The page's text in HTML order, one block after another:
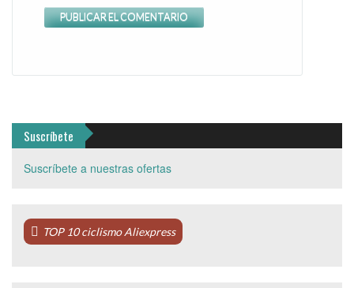
Suscríbete
Suscríbete a nuestras ofertas
TOP 10 ciclismo Aliexpress